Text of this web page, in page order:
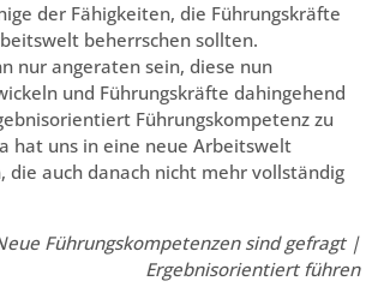
der Fähigkeiten, die Führungskräfte
beherrschen sollten.
nur angeraten sein, diese nun
und Führungskräfte dahingehend
Führungskompetenz zu
hat uns in eine neue Arbeitswelt
die auch danach nicht mehr vollständig
Führungskompetenzen sind gefragt |
Ergebnisorientiert führen